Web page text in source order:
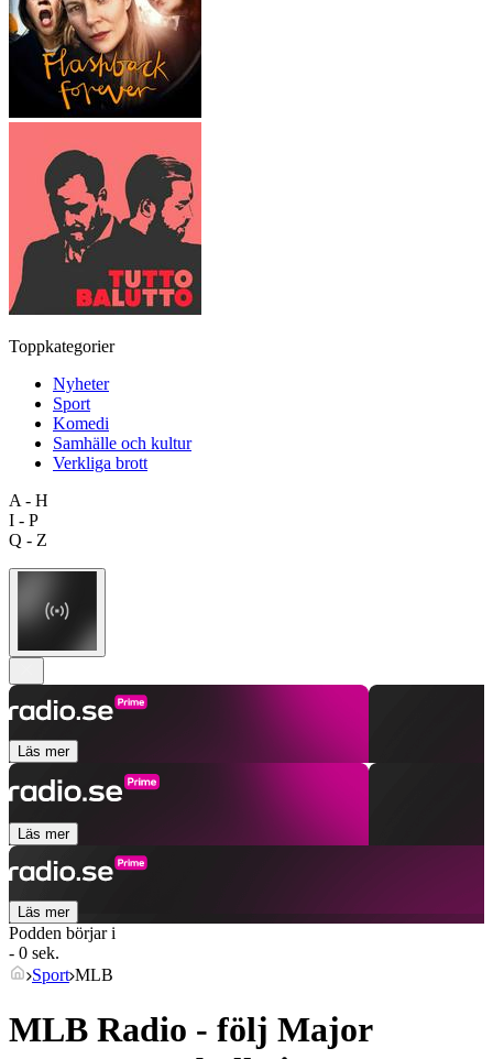
Toppkategorier
Nyheter
Sport
Komedi
Samhälle och kultur
Verkliga brott
A - H
I - P
Q - Z
Läs mer
Läs mer
Läs mer
Podden börjar i
- 0 sek.
Sport MLB
MLB Radio - följ Major